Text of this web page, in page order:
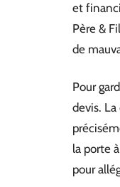
et
Père &
de
Pour
devis.
la porte
pour